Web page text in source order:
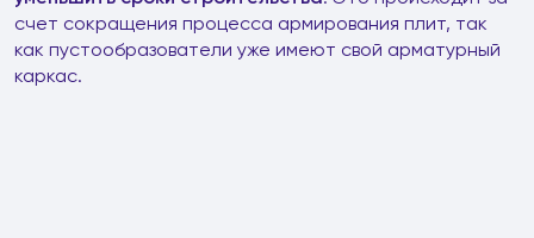
счет сокращения процесса армирования плит, так
как пустообразователи уже имеют свой арматурный
каркас.